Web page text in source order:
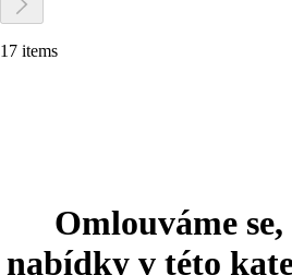
17 items
Omlouváme
nabídky v této